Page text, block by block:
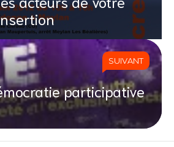
SUIVANT
participative